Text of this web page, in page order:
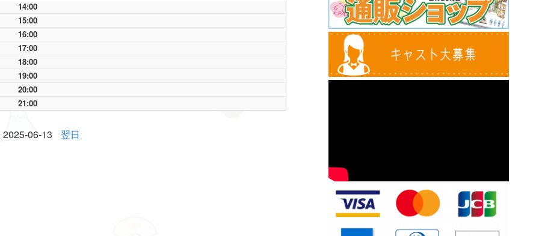
14:00
15:00
16:00
17:00
18:00
19:00
20:00
21:00
2025-06-13 翌日